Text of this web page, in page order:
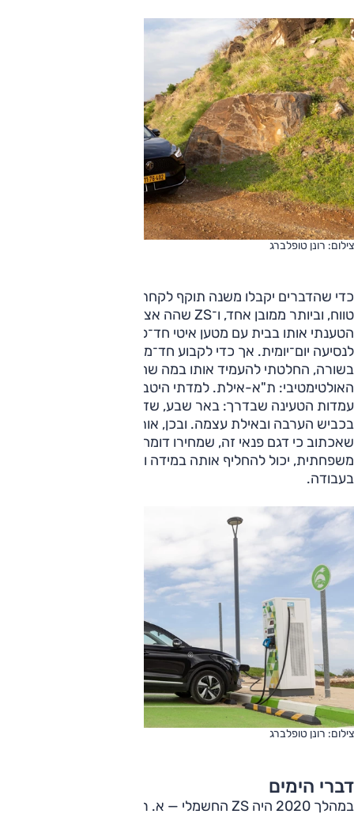
צילום: רונן טופלברג
כדי שהדברים יקבלו משנה תוקף לקחתי את הרכב למבחן ארוך
טווח, וביותר ממובן אחד, ו־ZS שהה אצלי שלושה חודשים.
הטענתי אותו בבית עם מטען איטי חד־פאזי וזה בהחלט הספיק
לנסיעה יום־יומית. אך כדי לקבוע חד־משמעית שזו מכונית עם
בשורה, החלטתי להעמיד אותו במה שהיה אז מבחן הטווח
האולטימטיבי: ת"א-אילת. למדתי היטב את המרחקים ואת
עמדות הטעינה שבדרך: באר שבע, שדה בוקר, פונדק 'כושי'
בכביש הערבה ובאילת עצמה. ובכן, אותה נסיעה הספיקה כדי
שאכתוב כי דגם פנאי זה, שמחירו דומה לזה של מכונית
משפחתית, יכול להחליף אותה במידה ויש נקודת הטענה בבית או
בעבודה.
צילום: רונן טופלברג
דברי הימים
במהלך 2020 היה ZS החשמלי — א. רכב ראשון מסוגו שנמכר